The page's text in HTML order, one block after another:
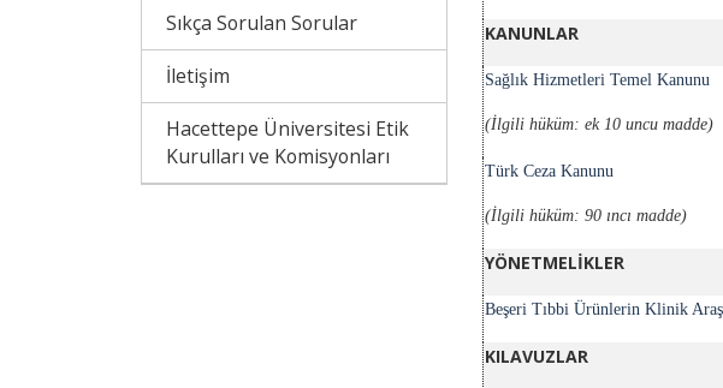
Sıkça Sorulan Sorular
İletişim
Hacettepe Üniversitesi Etik
Kurulları ve Komisyonları
KANUNLAR
Sağlık Hizmetleri Temel Kanunu
(İlgili hüküm: ek 10 uncu madde)
Türk Ceza Kanunu
(İlgili hüküm: 90 ıncı madde)
YÖNETMELİKLER
Beşeri Tıbbi Ürünlerin Klinik
KILAVUZLAR